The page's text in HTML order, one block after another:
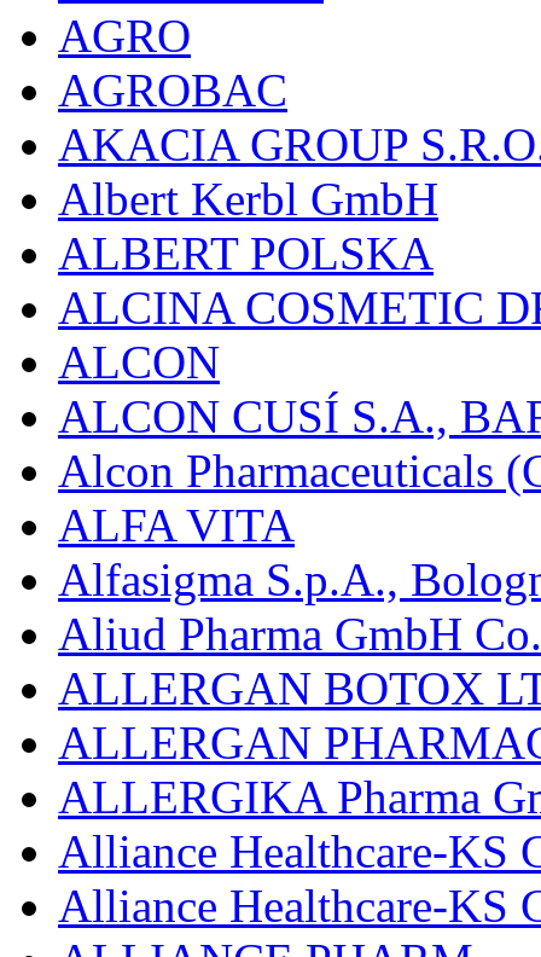
AGRO
AGROBAC
AKACIA GROUP
Albert Kerbl GmbH
ALBERT POLSKA
ALCINA COSMETIC
ALCON
ALCON CUSÍ S.A.,
Alcon Pharmaceuticals
ALFA VITA
Alfasigma S.p.A.,
Aliud Pharma GmbH
ALLERGAN BOTOX
ALLERGAN
ALLERGIKA Pharma
Alliance Healthcare-KS
Alliance Healthcare-KS